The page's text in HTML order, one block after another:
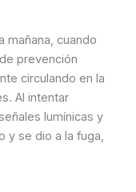
mañana, cuando
prevención
circulando en la
Al intentar
lumínicas y
y se dio a la fuga,